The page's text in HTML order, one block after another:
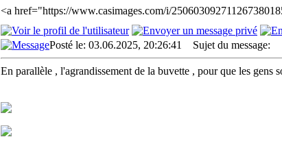
<a href="https://www.casimages.com/i/
Posté le: 03.06.2025, 20:26:41 Sujet du message:
En parallèle , l'agrandissement de la buvette , pour que les gens